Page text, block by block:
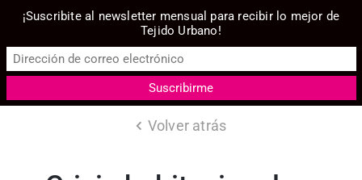
Volver atrás
¡Suscribite al newsletter mensual para recibir lo mejor de
Tejido Urbano!